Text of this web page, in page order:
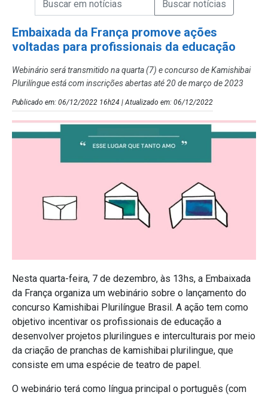
Embaixada da França promove ações
voltadas para profissionais da educação
Webinário será transmitido na quarta (7) e concurso de Kamishibai
Plurilíngue está com inscrições abertas até 20 de março de 2023
Publicado em: 06/12/2022 16h24 | Atualizado em: 06/12/2022
Nesta quarta-feira, 7 de dezembro, às 13hs, a Embaixada
da França organiza um webinário sobre o lançamento do
concurso Kamishibai Plurilíngue Brasil. A ação tem como
objetivo incentivar os profissionais de educação a
desenvolver projetos plurilingues e interculturais por meio
da criação de pranchas de kamishibai plurilingue, que
consiste em uma espécie de teatro de papel.
O webinário terá como língua principal o português (com